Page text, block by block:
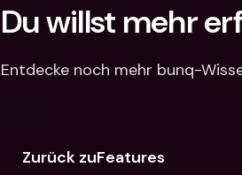
Du willst mehr
Entdecke noch mehr bunq-
Zurück zuFeatures